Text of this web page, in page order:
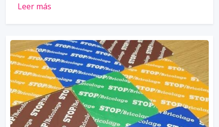
Leer más